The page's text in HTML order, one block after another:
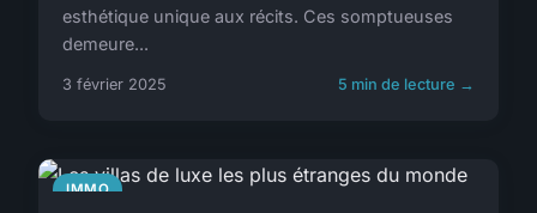
esthétique unique aux récits. Ces somptueuses
demeure...
3 février 2025 5 min de lecture →
IMMO